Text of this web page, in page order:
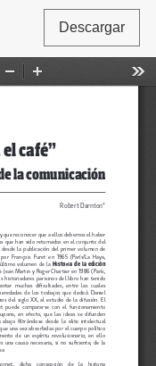
Descargar